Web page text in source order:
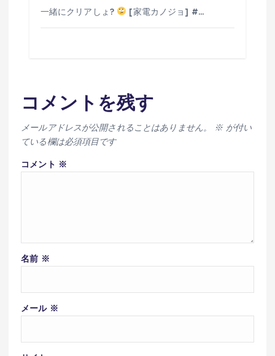
一緒にクリアしょ? [家電カノジョ] #…
コメントを残す
メールアドレスが公開されることはありません。 ※が付い
ている欄は必須項目です
コメント ※
名前 ※
メール ※